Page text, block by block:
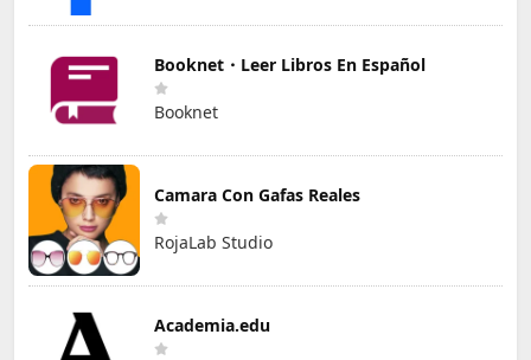
Booknet・Leer Libros En Español
Booknet
Camara Con Gafas Reales
RojaLab Studio
Academia.edu